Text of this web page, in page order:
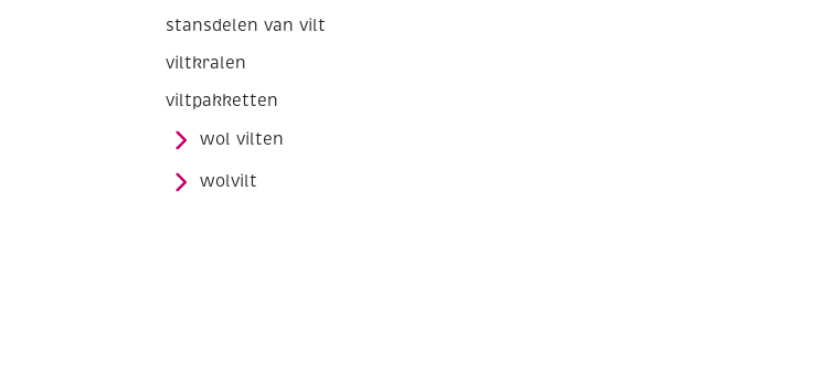
stansdelen van vilt
viltkralen
viltpakketten
wol vilten
wolvilt